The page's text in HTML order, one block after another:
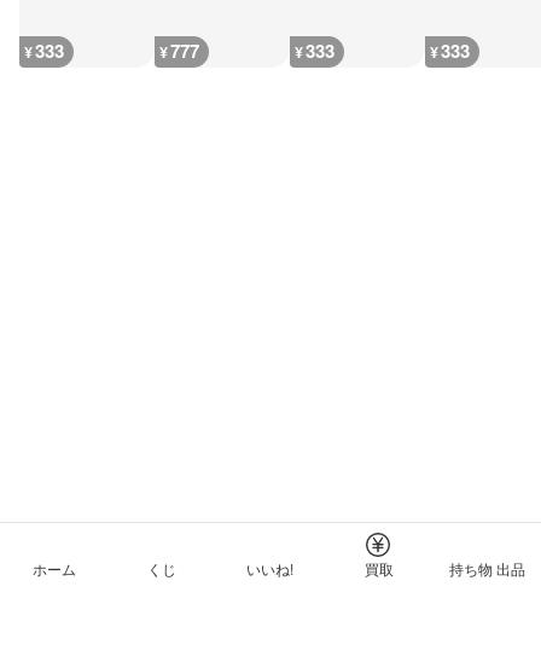
¥333 ¥777 ¥333 ¥333
ホーム くじ いいね! 買取 持ち物 出品